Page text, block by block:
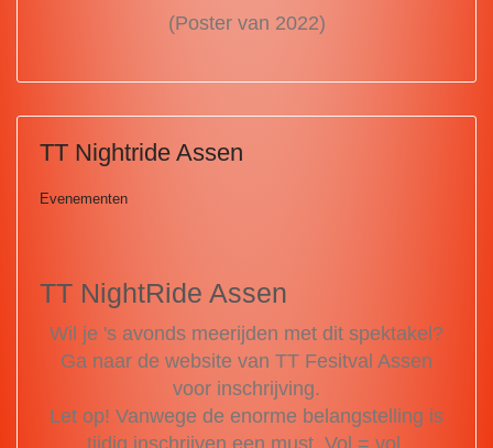
(Poster van 2022)
TT Nightride Assen
Evenementen
TT NightRide Assen
Wil je 's avonds meerijden met dit spektakel?
Ga naar de website van TT Fesitval Assen
voor inschrijving.
Let op! Vanwege de enorme belangstelling is